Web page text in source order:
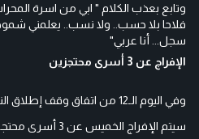
وتابع بعذب الكلام " ابي من اسرة
فلاحا بلا حسب.. ولا نسب.. يعلمني
سجل... أنا عربي"
الإفراج عن 3 أسرى محتجزين
وفي اليوم الـ12 من اتفاق وقف
سيتم الإفراج